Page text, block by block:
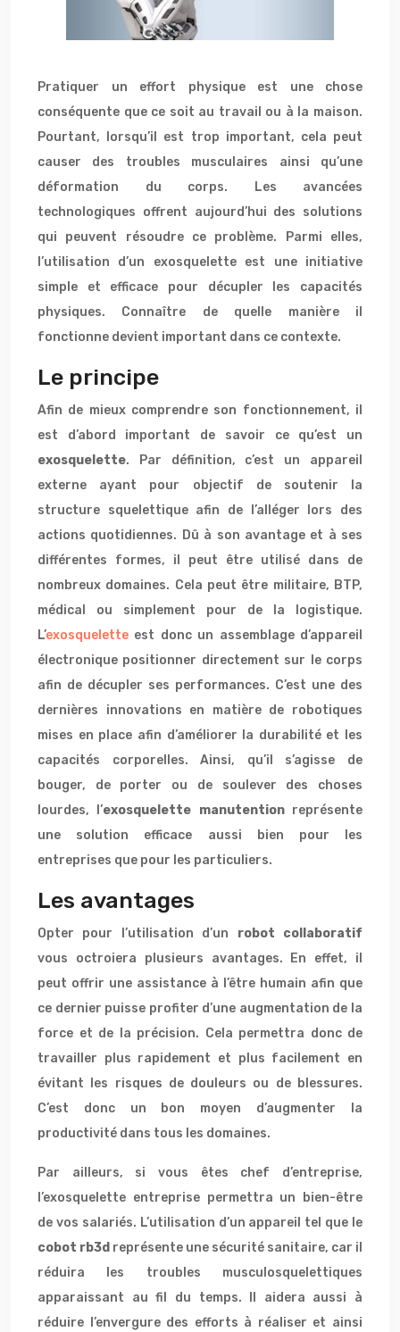
Pratiquer un effort physique est une chose
conséquente que ce soit au travail ou à la maison.
Pourtant, lorsqu’il est trop important, cela peut
causer des troubles musculaires ainsi qu’une
déformation du corps. Les avancées
technologiques offrent aujourd’hui des solutions
qui peuvent résoudre ce problème. Parmi elles,
l’utilisation d’un exosquelette est une initiative
simple et efficace pour décupler les capacités
physiques. Connaître de quelle manière il
fonctionne devient important dans ce contexte.
Le principe
Afin de mieux comprendre son fonctionnement, il
est d’abord important de savoir ce qu’est un
exosquelette. Par définition, c’est un appareil
externe ayant pour objectif de soutenir la
structure squelettique afin de l’alléger lors des
actions quotidiennes. Dû à son avantage et à ses
différentes formes, il peut être utilisé dans de
nombreux domaines. Cela peut être militaire, BTP,
médical ou simplement pour de la logistique.
L’exosquelette est donc un assemblage d’appareil
électronique positionner directement sur le corps
afin de décupler ses performances. C’est une des
dernières innovations en matière de robotiques
mises en place afin d’améliorer la durabilité et les
capacités corporelles. Ainsi, qu’il s’agisse de
bouger, de porter ou de soulever des choses
lourdes, l’exosquelette manutention représente
une solution efficace aussi bien pour les
entreprises que pour les particuliers.
Les avantages
Opter pour l’utilisation d’un robot collaboratif
vous octroiera plusieurs avantages. En effet, il
peut offrir une assistance à l’être humain afin que
ce dernier puisse profiter d’une augmentation de la
force et de la précision. Cela permettra donc de
travailler plus rapidement et plus facilement en
évitant les risques de douleurs ou de blessures.
C’est donc un bon moyen d’augmenter la
productivité dans tous les domaines.
Par ailleurs, si vous êtes chef d’entreprise,
l’exosquelette entreprise permettra un bien-être
de vos salariés. L’utilisation d’un appareil tel que le
cobot rb3d représente une sécurité sanitaire, car il
réduira les troubles musculosquelettiques
apparaissant au fil du temps. Il aidera aussi à
réduire l’envergure des efforts à réaliser et ainsi